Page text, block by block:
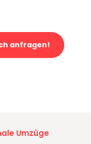
anfragen!
Umzüge